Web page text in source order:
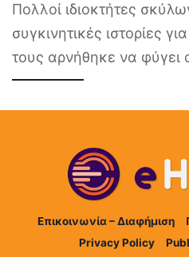
Πολλοί ιδιοκτήτες
συγκινητικές ιστορίες
τους αρνήθηκε να φύγει
Επικοινωνία – Διαφήμιση
Privacy Policy